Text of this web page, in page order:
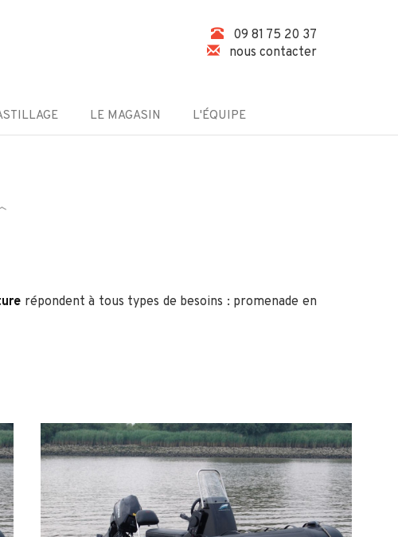
09 81 75 20 37
nous contacter
LE MAGASIN L'ÉQUIPE
répondent à tous types de besoins : promenade en